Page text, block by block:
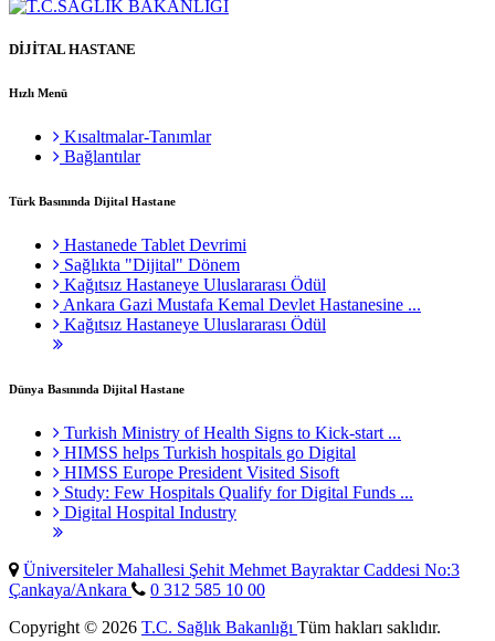
DİJİTAL HASTANE
Hızlı Menü
Kısaltmalar-Tanımlar
Bağlantılar
Türk Basınında Dijital Hastane
Hastanede Tablet Devrimi
Sağlıkta "Dijital" Dönem
Kağıtsız Hastaneye Uluslararası Ödül
Ankara Gazi Mustafa Kemal Devlet Hastanesine ...
Kağıtsız Hastaneye Uluslararası Ödül
Dünya Basınında Dijital Hastane
Turkish Ministry of Health Signs to Kick-start ...
HIMSS helps Turkish hospitals go Digital
HIMSS Europe President Visited Sisoft
Study: Few Hospitals Qualify for Digital Funds ...
Digital Hospital Industry
Üniversiteler Mahallesi Şehit Mehmet Bayraktar Caddesi No:3
Çankaya/Ankara
0 312 585 10 00
Copyright © 2026 T.C. Sağlık Bakanlığı Tüm hakları saklıdır.